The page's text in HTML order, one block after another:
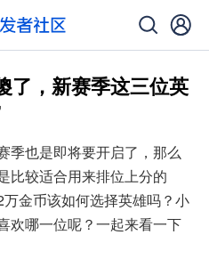
了，新赛季这三位英
季也是即将要开启了，那么
比较适合用来排位上分的
金币该如何选择英雄吗？小
欢哪一位呢？一起来看一下